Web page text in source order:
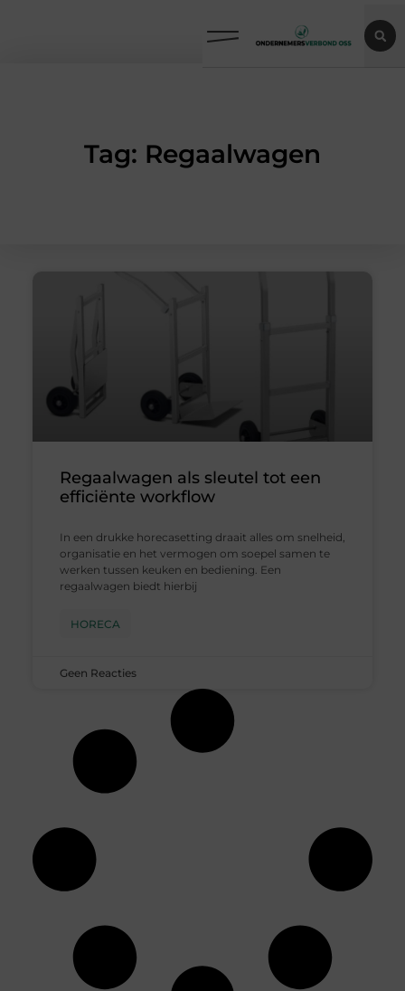
Tag: Regaalwagen
Regaalwagen als sleutel tot een
efficiënte workflow
In een drukke horecasetting draait alles om snelheid,
organisatie en het vermogen om soepel samen te
werken tussen keuken en bediening. Een
regaalwagen biedt hierbij
HORECA
Geen Reacties